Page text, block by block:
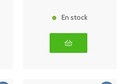
En stock